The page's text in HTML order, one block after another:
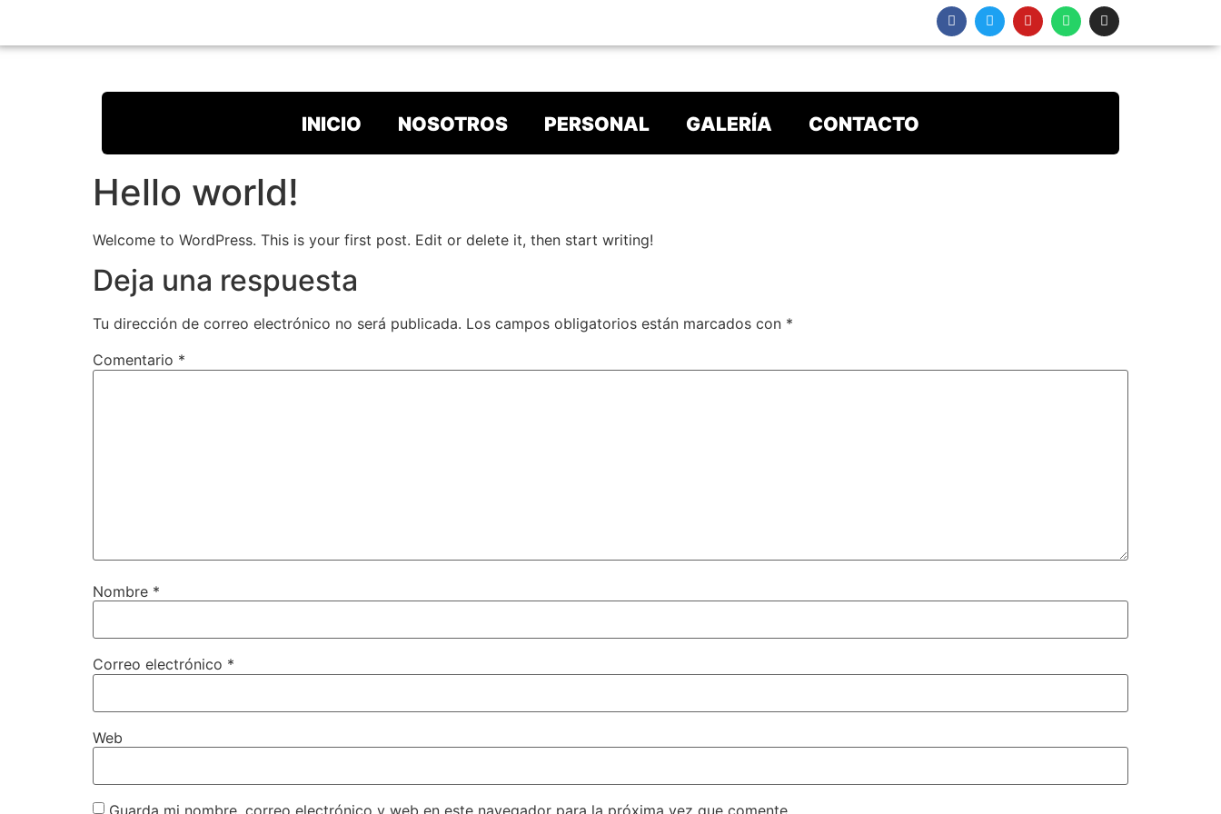
INICIO NOSOTROS PERSONAL GALERÍA CONTACTO
Hello world!
Welcome to WordPress. This is your first post. Edit or delete it, then start writing!
Deja una respuesta
Tu dirección de correo electrónico no será publicada. Los campos obligatorios están marcados con *
Comentario *
Nombre *
Correo electrónico *
Web
Guarda mi nombre, correo electrónico y web en este navegador para la próxima vez que comente.